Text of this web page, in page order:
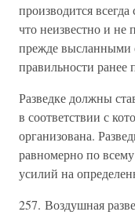
производится
что неизвестно и не
прежде высланными
правильности ранее
Разведке должны
в соответствии с
организована.
равномерно по
усилий на
257. Воздушная